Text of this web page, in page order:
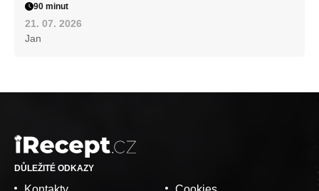
90 minut
21. 07. 2026
Jan
DŮLEŽITÉ ODKAZY